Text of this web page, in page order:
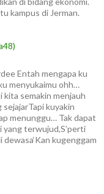
kampus di Jerman.
Entah mengapa ku
menyukaimu ohh…
kita semakin menjauh
kuyakin
menunggu… Tak dapat
yang terwujud,S’perti
kugenggam